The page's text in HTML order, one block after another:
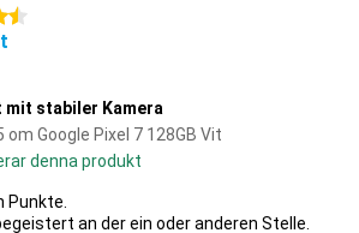
mit stabiler Kamera
om Google Pixel 7 128GB Vit
denna produkt
Punkte.
an der ein oder anderen Stelle.